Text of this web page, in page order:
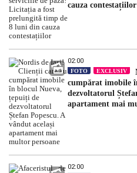
cauza contestațiilor
02:00
FOTO EXCLUSIV
cumpărat imobile
dezvoltatorul
apartament mai
02:00